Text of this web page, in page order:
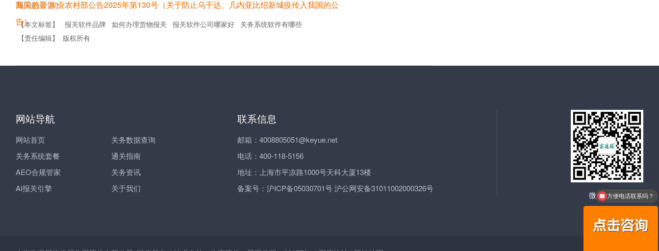
我国的公告）
海关总署 农业农村部公告2025年第130号（关于防止乌干达、几内亚比绍新城疫传入我国的公
告）
【本文标签】 报关软件品牌 如何办理货物报关 报关软件公司哪家好
关务系统软件有哪些
【责任编辑】
版权所有
网站导航
网站首页
关务数据查询
关务系统套餐
通关指南
AEO合规管家
关务资讯
AI报关引擎
关于我们
联系信息
邮箱：4008805051@keyue.net
电话：400-118-5156
地址：上海市平凉路1000号天科大厦13楼
备案号： 沪ICP备05030701号 沪公网安备31011002000326号
微信二维码方便电话联系吗？